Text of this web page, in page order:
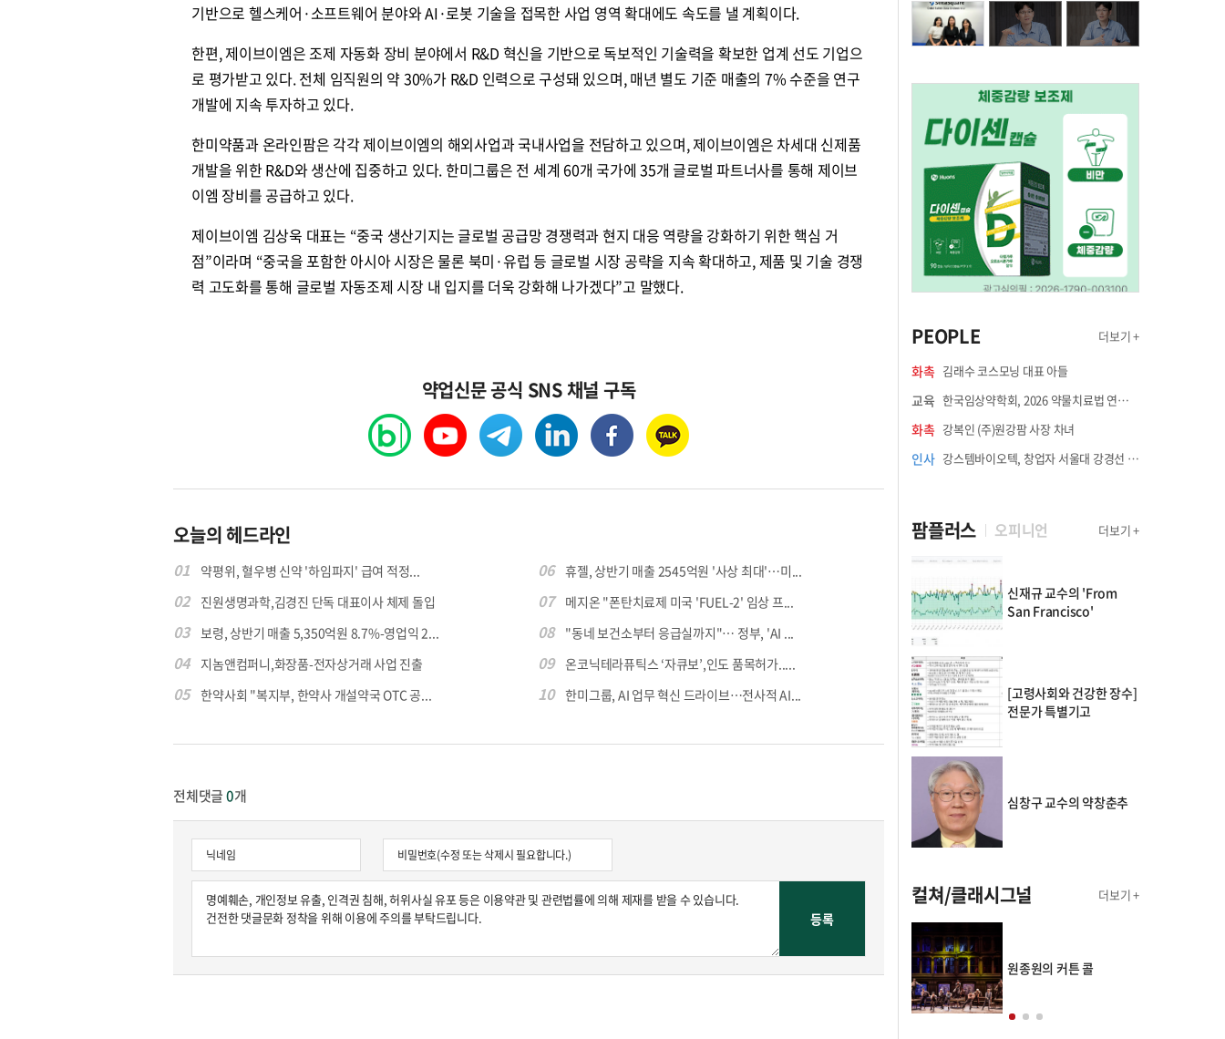
기반으로 헬스케어·소프트웨어 분야와 AI·로봇 기술을 접목한 사업 영역 확대에도 속도를 낼 계획이다.
한편, 제이브이엠은 조제 자동화 장비 분야에서 R&D 혁신을 기반으로 독보적인 기술력을 확보한 업계 선도 기업으
로 평가받고 있다. 전체 임직원의 약 30%가 R&D 인력으로 구성돼 있으며, 매년 별도 기준 매출의 7% 수준을 연구
개발에 지속 투자하고 있다.
한미약품과 온라인팜은 각각 제이브이엠의 해외사업과 국내사업을 전담하고 있으며, 제이브이엠은 차세대 신제품
개발을 위한 R&D와 생산에 집중하고 있다. 한미그룹은 전 세계 60개 국가에 35개 글로벌 파트너사를 통해 제이브
이엠 장비를 공급하고 있다.
제이브이엠 김상욱 대표는 “중국 생산기지는 글로벌 공급망 경쟁력과 현지 대응 역량을 강화하기 위한 핵심 거
점”이라며 “중국을 포함한 아시아 시장은 물론 북미·유럽 등 글로벌 시장 공략을 지속 확대하고, 제품 및 기술 경쟁
력 고도화를 통해 글로벌 자동조제 시장 내 입지를 더욱 강화해 나가겠다”고 말했다.
약업신문 공식 SNS 채널 구독
오늘의 헤드라인
01 약평위, 혈우병 신약 '하임파지' 급여 적정...
02 진원생명과학,김경진 단독 대표이사 체제 돌입
03 보령, 상반기 매출 5,350억원 8.7%-영업익 2...
04 지놈앤컴퍼니,화장품-전자상거래 사업 진출
05 한약사회 "복지부, 한약사 개설약국 OTC 공...
06 휴젤, 상반기 매출 2545억원 '사상 최대'…미...
07 메지온 "폰탄치료제 미국 'FUEL-2' 임상 프...
08 "동네 보건소부터 응급실까지"… 정부, 'AI ...
09 온코닉테라퓨틱스 ‘자큐보’,인도 품목허가.....
10 한미그룹, AI 업무 혁신 드라이브…전사적 AI...
전체댓글0개
PEOPLE 더보기 +
화촉 김래수 코스모닝 대표 아들
교육 한국임상약학회, 2026 약물치료법 연수강좌 8월 21일 개최
화촉 강복인 (주)원강팜 사장 차녀
인사 강스템바이오텍, 창업자 서울대 강경선 교수 최고과학책임자 선임
팜플러스 오피니언 더보기 +
신재규 교수의 'From
San Francisco'
[고령사회와 건강한 장수]
전문가 특별기고
심창구 교수의 약창춘추
컬쳐/클래시그널 더보기 +
원종원의 커튼 콜